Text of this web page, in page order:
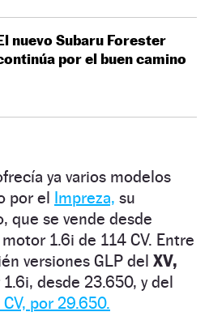
nuevo Subaru Forester
por el buen camino
ya varios modelos
por el Impreza, su
que se vende desde
1.6i de 114 CV. Entre
versiones GLP del XV,
desde 23.650, y del
por 29.650.